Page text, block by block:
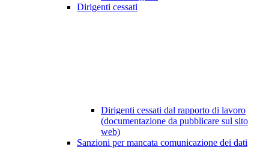
Dirigenti cessati
Dirigenti cessati dal rapporto di lavoro
(documentazione da pubblicare sul sito
web)
Sanzioni per mancata comunicazione dei dati